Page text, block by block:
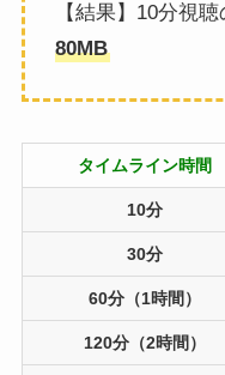
【結果】10分視
80MB
タイムライン時間
10分
30分
60分（1時間）
120分（2時間）